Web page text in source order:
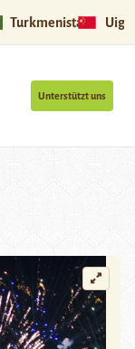
Turkmenistan
Unterstützt uns